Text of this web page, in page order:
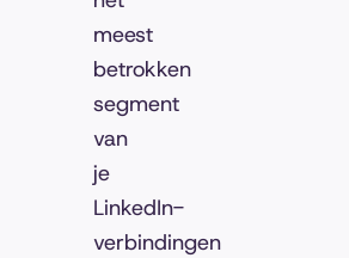
meest
betrokken
segment
van
je
LinkedIn-
verbindingen